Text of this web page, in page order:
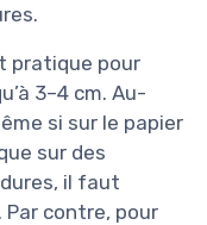
pratique pour
3–4 cm. Au-
si sur le papier
sur des
il faut
Par contre, pour